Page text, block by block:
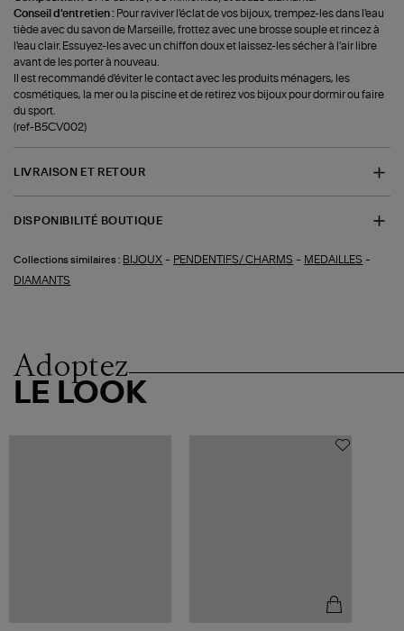
Conseil d'entretien : Pour raviver l'éclat de vos bijoux, trempez-les dans l'eau
tiède avec du savon de Marseille, frottez avec une brosse souple et rincez à
l'eau clair. Essuyez-les avec un chiffon doux et laissez-les sécher à l'air libre
avant de les porter à nouveau.
Il est recommandé d'éviter le contact avec les produits ménagers, les
cosmétiques, la mer ou la piscine et de retirez vos bijoux pour dormir ou faire
du sport.
(ref-B5CV002)
LIVRAISON ET RETOUR
DISPONIBILITÉ BOUTIQUE
Collections similaires : BIJOUX - PENDENTIFS/ CHARMS - MEDAILLES -
DIAMANTS
Adoptez
LE LOOK